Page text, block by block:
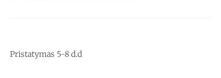
Pristatymas 5-8 d.d